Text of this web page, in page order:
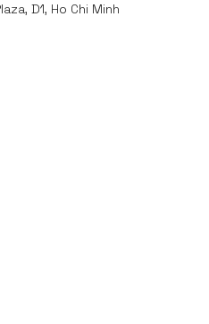
D1, Ho Chi Minh